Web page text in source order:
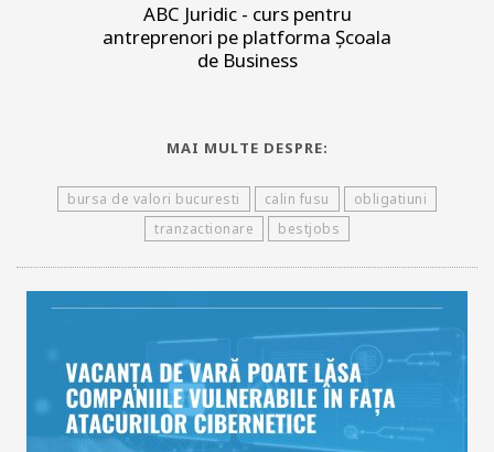
ABC Juridic - curs pentru
antreprenori pe platforma Școala
de Business
MAI MULTE DESPRE:
bursa de valori bucuresti calin fusu
obligatiuni
tranzactionare
bestjobs